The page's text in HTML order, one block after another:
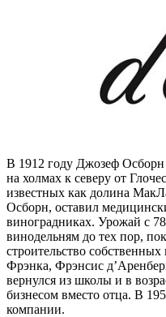
В 1912 году Джозеф
на холмах к северу от
известных как долина
Осборн, оставил
виноградниках. Урожай с
винодельням до тех пор,
строительство
Фрэнка, Фрэнсис
вернулся из школы и в
бизнесом вместо отца. В
компании.